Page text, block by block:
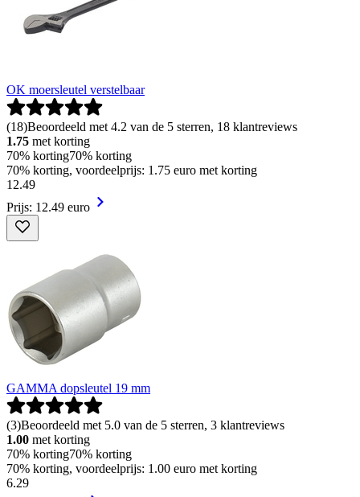
OK moersleutel verstelbaar
(18)Beoordeeld met 4.2 van de 5 sterren, 18 klantreviews
1.75 met korting
70% korting70% korting
70% korting, voordeelprijs: 1.75 euro met korting
12.49
Prijs: 12.49 euro
GAMMA dopsleutel 19 mm
(3)Beoordeeld met 5.0 van de 5 sterren, 3 klantreviews
1.00 met korting
70% korting70% korting
70% korting, voordeelprijs: 1.00 euro met korting
6.29